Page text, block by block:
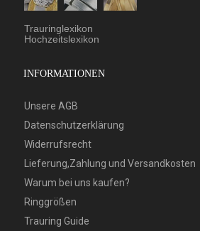
Trauringlexikon
Hochzeitslexikon
INFORMATIONEN
Unsere AGB
Datenschutzerklärung
Widerrufsrecht
Lieferung,Zahlung und Versandkosten
Warum bei uns kaufen?
Ringgrößen
Trauring Guide